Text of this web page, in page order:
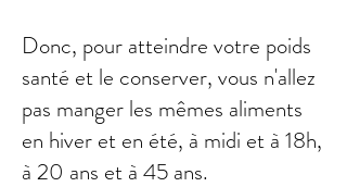
Donc, pour atteindre votre poids
santé et le conserver, vous n'allez
pas manger les mêmes aliments
en hiver et en été, à midi et à 18h,
à 20 ans et à 45 ans.